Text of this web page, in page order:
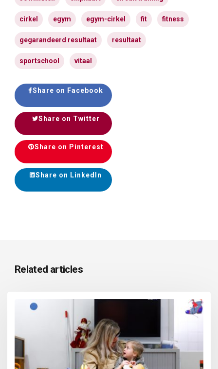
cirkel egym egym-cirkel fit fitness
gegarandeerd resultaat resultaat
sportschool vitaal
Share on Facebook
Share on Twitter
Share on Pinterest
Share on LinkedIn
Related articles